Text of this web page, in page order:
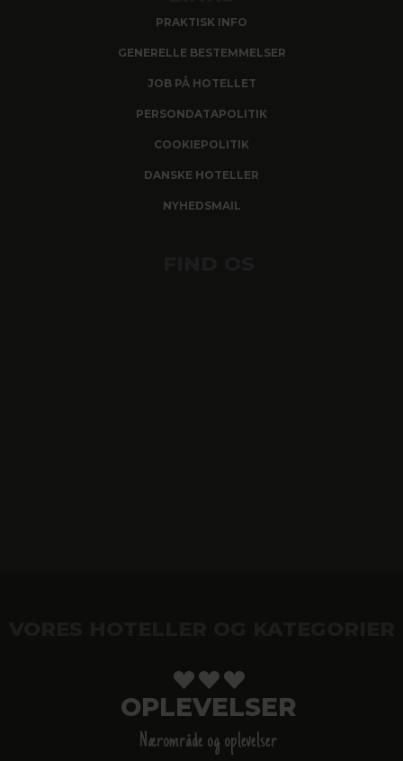
PRAKTISK INFO
GENERELLE BESTEMMELSER
JOB PÅ HOTELLET
PERSONDATAPOLITIK
COOKIEPOLITIK
DANSKE HOTELLER
NYHEDSMAIL
OPLEVELSER
Nærområde og oplevelser